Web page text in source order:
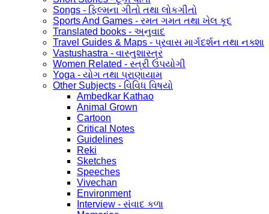
Songs - ફિલ્મના ગીતો તથા લોકગીતો
Sports And Games - રમત ગમત તથા ખેલ કૂદ
Translated books - અનુવાદ
Travel Guides & Maps - પ્રવાસ માર્ગદર્શન તથા નક્શા
Vastushastra - વાસ્તુશાસ્ત્ર
Women Related - સ્ત્રી ઉપયોગી
Yoga - યોગ તથા પ્રાણાયામ
Other Subjects - વિવિધ વિષયો
Ambedkar Kathao
Animal Grown
Cartoon
Critical Notes
Guidelines
Reki
Sketches
Speeches
Vivechan
Environment
Interview - સંવાદ કળા